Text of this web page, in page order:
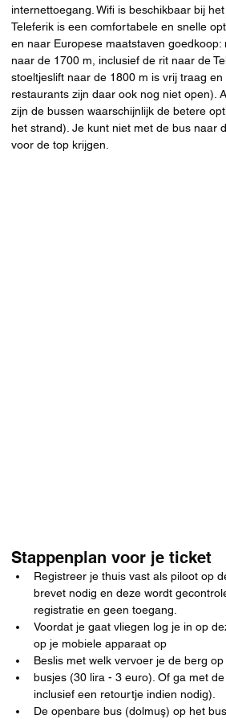
internettoegang. Wifi is beschikbaar bij
Teleferik is een comfortabele en snelle
en naar Europese maatstaven
naar de 1700 m, inclusief de rit naar de
stoeltjeslift naar de 1800 m is vrij traag
restaurants zijn daar ook nog niet open).
zijn de bussen waarschijnlijk de betere
het strand). Je kunt niet met de bus naar
voor de top krijgen.
Stappenplan voor je ticket
Registreer je thuis vast als piloot op
brevet nodig en deze wordt
registratie en geen toegang.
Voordat je gaat vliegen log je in op
op je mobiele apparaat op
Beslis met welk vervoer je de berg
busjes (30 lira - 3 euro). Of ga met
inclusief een retourtje indien nodig).
De openbare bus (dolmuş) op het